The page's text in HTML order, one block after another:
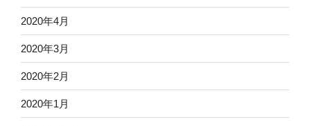
2020年4月
2020年3月
2020年2月
2020年1月